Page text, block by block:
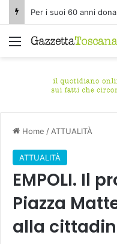
Menu
Home / ATTUALITÀ
ATTUALITÀ
EMPOLI. Il
Piazza
alla